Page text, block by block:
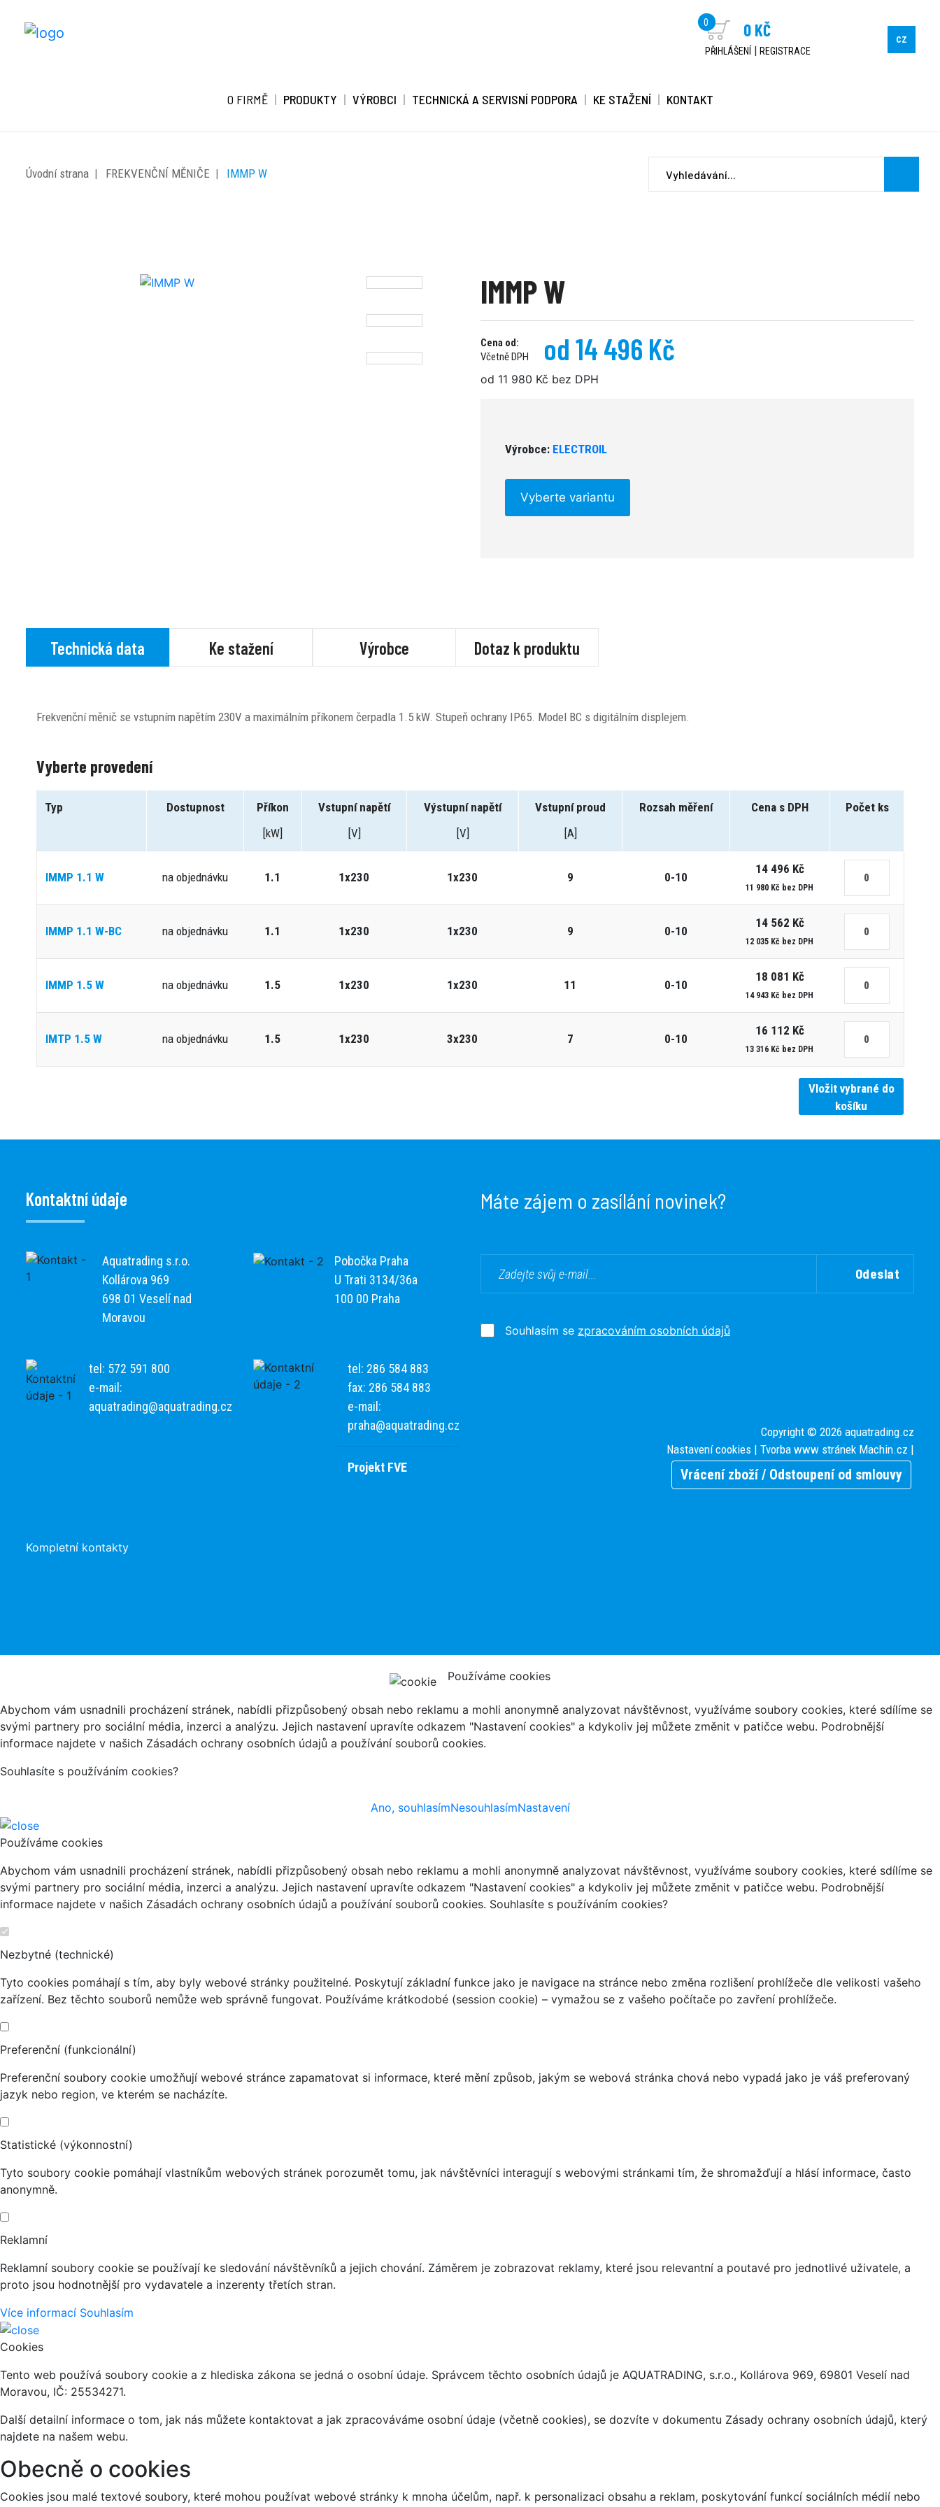
O FIRMĚ PRODUKTY VÝROBCI TECHNICKÁ A SERVISNÍ PODPORA KE STAŽENÍ KONTAKT
0 0 KČ
PŘIHLÁŠENÍ | REGISTRACE
CZ
Úvodní strana FREKVENČNÍ MĚNIČE IMMP W
IMMP W
Cena od:
Včetně DPH
od 14 496 Kč
od 11 980 Kč bez DPH
Výrobce: ELECTROIL
Vyberte variantu
Technická data Ke stažení Výrobce Dotaz k produktu
Frekvenční měnič se vstupním napětím 230V a maximálním příkonem čerpadla 1.5 kW. Stupeň ochrany IP65. Model BC s digitálním displejem.
Vyberte provedení
Typ Dostupnost Příkon Vstupní napětí Výstupní napětí Vstupní proud Rozsah měření Cena s DPH
Počet ks
[kW]
[V] [V] [A]
IMMP 1.1 W na objednávku 1.1 1x230 1x230 9 0-10
14 496 Kč
11 980 Kč bez DPH
IMMP 1.1 W-BC na objednávku 1.1 1x230 1x230 9 0-10
14 562 Kč
12 035 Kč bez DPH
IMMP 1.5 W na objednávku 1.5 1x230 1x230 11 0-10
18 081 Kč
14 943 Kč bez DPH
IMTP 1.5 W na objednávku 1.5 1x230 3x230 7 0-10
16 112 Kč
13 316 Kč bez DPH
Vložit vybrané do
košíku
Kontaktní údaje
Aquatrading s.r.o.
Kollárova 969
698 01 Veselí nad
Moravou
Pobočka Praha
U Trati 3134/36a
100 00 Praha
tel: 572 591 800
e-mail:
aquatrading@aquatrading.cz
tel: 286 584 883
fax: 286 584 883
e-mail:
praha@aquatrading.cz
Projekt FVE
Kompletní kontakty
Máte zájem o zasílání novinek?
Souhlasím se zpracováním osobních údajů
Odeslat
Copyright © 2026 aquatrading.cz
Nastavení cookies | Tvorba www stránek Machin.cz |
Vrácení zboží / Odstoupení od smlouvy
Používáme cookies
Abychom vám usnadnili procházení stránek, nabídli přizpůsobený obsah nebo reklamu a mohli anonymně analyzovat návštěvnost, využíváme soubory cookies, které sdílíme se
svými partnery pro sociální média, inzerci a analýzu. Jejich nastavení upravíte odkazem "Nastavení cookies" a kdykoliv jej můžete změnit v patičce webu. Podrobnější
informace najdete v našich Zásadách ochrany osobních údajů a používání souborů cookies.
Souhlasíte s používáním cookies?
Ano, souhlasímNesouhlasímNastavení
Používáme cookies
Abychom vám usnadnili procházení stránek, nabídli přizpůsobený obsah nebo reklamu a mohli anonymně analyzovat návštěvnost, využíváme soubory cookies, které sdílíme se
svými partnery pro sociální média, inzerci a analýzu. Jejich nastavení upravíte odkazem "Nastavení cookies" a kdykoliv jej můžete změnit v patičce webu. Podrobnější
informace najdete v našich Zásadách ochrany osobních údajů a používání souborů cookies. Souhlasíte s používáním cookies?
Nezbytné (technické)
Tyto cookies pomáhají s tím, aby byly webové stránky použitelné. Poskytují základní funkce jako je navigace na stránce nebo změna rozlišení prohlížeče dle velikosti vašeho
zařízení. Bez těchto souborů nemůže web správně fungovat. Používáme krátkodobé (session cookie) – vymažou se z vašeho počítače po zavření prohlížeče.
Preferenční (funkcionální)
Preferenční soubory cookie umožňují webové stránce zapamatovat si informace, které mění způsob, jakým se webová stránka chová nebo vypadá jako je váš preferovaný
jazyk nebo region, ve kterém se nacházíte.
Statistické (výkonnostní)
Tyto soubory cookie pomáhají vlastníkům webových stránek porozumět tomu, jak návštěvníci interagují s webovými stránkami tím, že shromažďují a hlásí informace, často
anonymně.
Reklamní
Reklamní soubory cookie se používají ke sledování návštěvníků a jejich chování. Záměrem je zobrazovat reklamy, které jsou relevantní a poutavé pro jednotlivé uživatele, a
proto jsou hodnotnější pro vydavatele a inzerenty třetích stran.
Více informací Souhlasím
Cookies
Tento web používá soubory cookie a z hlediska zákona se jedná o osobní údaje. Správcem těchto osobních údajů je AQUATRADING, s.r.o., Kollárova 969, 69801 Veselí nad
Moravou, IČ: 25534271.
Další detailní informace o tom, jak nás můžete kontaktovat a jak zpracováváme osobní údaje (včetně cookies), se dozvíte v dokumentu Zásady ochrany osobních údajů, který
najdete na našem webu.
Obecně o cookies
Cookies jsou malé textové soubory, které mohou používat webové stránky k mnoha účelům, např. k personalizaci obsahu a reklam, poskytování funkcí sociálních médií nebo